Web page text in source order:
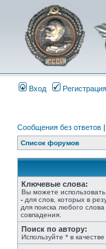
Вход Регистрация
Сообщения без ответов |
Список форумов
Ключевые слова:
Вы можете использовать
- для слов, которых в
для поиска любого слова
совпадения.
Поиск по автору:
Используйте * в